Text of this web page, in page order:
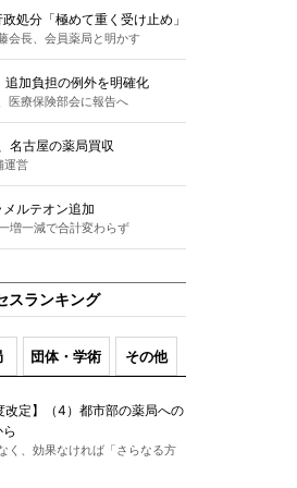
処分「極めて重く受け止め」
会長、会員薬局と明かす
追加負担の例外を明確化
医療保険部会に報告へ
名古屋の薬局買収
運営
ルテオン追加
増一減で合計変わらず
スランキング
団体・学術 その他
改定】（4）都市部の薬局への
く、効果なければ「さらなる方